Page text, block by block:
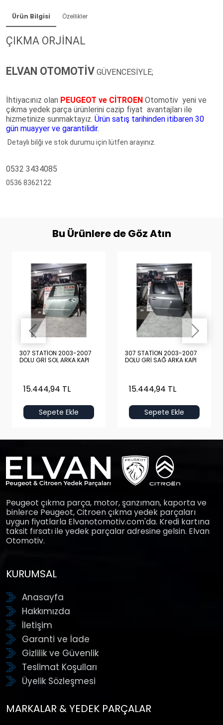
Ürün Bilgisi Özellikler
ÇIKMA ORJİNAL
ELVAN OTOMOTİV GÜVENCESİYLE;
İhtiyacınız olan PEUGEOT ve CİTROEN Otomotiv yeni ve
çıkma yedek parça ürünlerini cazip fiyat avantajları ile
hizmetinize sunmaktayız. Ürün satış tarihinden itibaren 30
gün muayyer ve garantilidir.
Detaylı bilği ve stok durumu için lütfen arayınız.
0532 3434085
0536 8362122
Bu Ürünlere de Göz Atın
307 STATİON 2003-2007
DOLU GRİ SOL ARKA KAPI
15.444,94 TL
Sepete Ekle
307 STATİON 2003-2007
DOLU GRİ SAĞ ARKA KAPI
15.444,94 TL
Sepete Ekle
Peugeot çıkma parça, motor, şanzıman, kaporta ve
binlerce Peugeot, Citroen çıkma yedek parçaları
uygun fiyatlarla Elvanotomotiv.com'da. Kredi kartına
taksit fırsatı ile yedek parçalar adresine gelsin. Elvan
Otomotiv.
KURUMSAL
Anasayfa
Hakkımızda
İletişim
Garanti ve İade
Gizlilik ve Güvenlik
Teslimat Koşulları
Üyelik Sözleşmesi
MARKALAR & YEDEK PARÇALAR